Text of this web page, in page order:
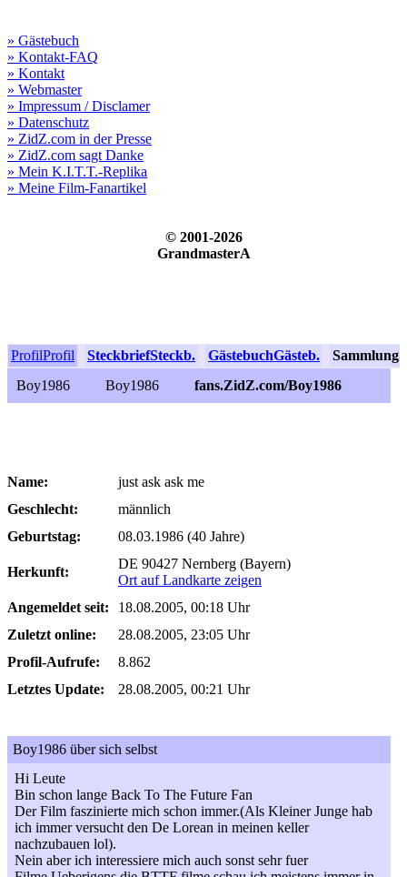
» Gästebuch
» Kontakt-FAQ
» Kontakt
» Webmaster
» Impressum / Disclamer
» Datenschutz
» ZidZ.com in der Presse
» ZidZ.com sagt Danke
» Mein K.I.T.T.-Replika
» Meine Film-Fanartikel
© 2001-2026
GrandmasterA
ProfilProfil SteckbriefSteckb. GästebuchGästeb. Sammlung
Boy1986
Boy1986 fans.ZidZ.com/Boy1986
Name:
just ask ask me
Geschlecht:
männlich
Geburtstag:
08.03.1986 (40 Jahre)
Herkunft:
DE 90427 Nernberg (Bayern)
Ort auf Landkarte zeigen
Angemeldet seit:
18.08.2005, 00:18 Uhr
Zuletzt online:
28.08.2005, 23:05 Uhr
Profil-Aufrufe:
8.862
Letztes Update:
28.08.2005, 00:21 Uhr
Boy1986 über sich selbst
Hi Leute
Bin schon lange Back To The Future Fan
Der Film faszinierte mich schon immer.(Als Kleiner Junge hab
ich immer versucht den De Lorean in meinen keller
nachzubauen lol).
Nein aber ich interessiere mich auch sonst sehr fuer